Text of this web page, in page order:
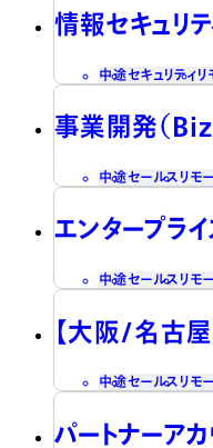
情報セキュリ
中途セキュリティ
事業開発（
中途セールス リモ
エンタープラ
中途セールス リモ
【大阪/名古屋
中途セールス リモ
パートナーア